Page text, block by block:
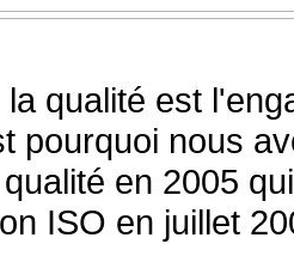
qualité est
pourquoi nous
en 2005
ISO en juillet